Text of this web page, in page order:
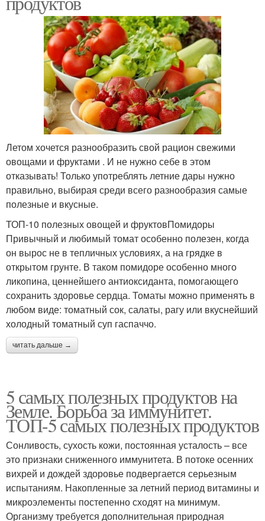
Летом хочется разнообразить свой рацион свежими
овощами и фруктами . И не нужно себе в этом
отказывать! Только употреблять летние дары нужно
правильно, выбирая среди всего разнообразия самые
полезные и вкусные.
ТОП-10 полезных овощей и фруктовПомидоры
Привычный и любимый томат особенно полезен, когда
он вырос не в тепличных условиях, а на грядке в
открытом грунте. В таком помидоре особенно много
ликопина, ценнейшего антиоксиданта, помогающего
сохранить здоровье сердца. Томаты можно применять в
любом виде: томатный сок, салаты, рагу или вкуснейший
холодный томатный суп гаспаччо.
читать дальше →
5 самых полезных продуктов на
Земле. Борьба за иммунитет.
ТОП-5 самых полезных продуктов
Сонливость, сухость кожи, постоянная усталость – все
это признаки сниженного иммунитета. В потоке осенних
вихрей и дождей здоровье подвергается серьезным
испытаниям. Накопленные за летний период витамины и
микроэлементы постепенно сходят на минимум.
Организму требуется дополнительная природная